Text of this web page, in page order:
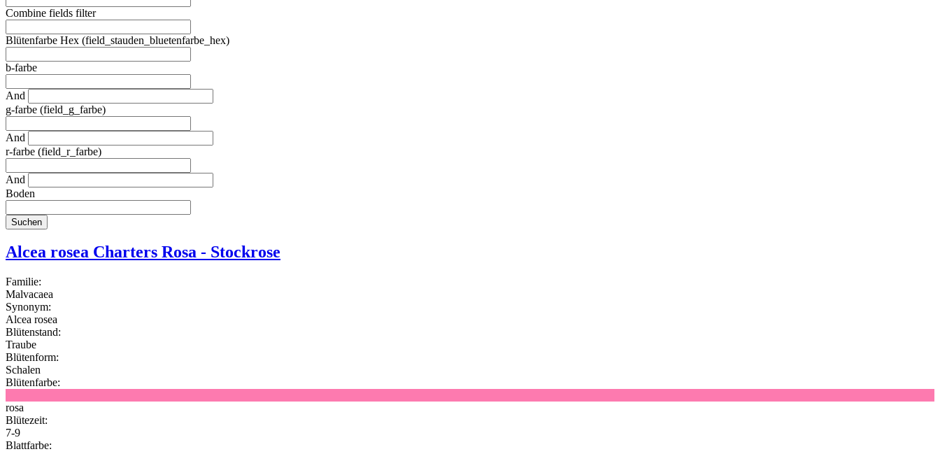
Combine fields filter
Blütenfarbe Hex (field_stauden_bluetenfarbe_hex)
b-farbe
And
g-farbe (field_g_farbe)
And
r-farbe (field_r_farbe)
And
Boden
Alcea rosea Charters Rosa - Stockrose
Familie:
Malvacaea
Synonym:
Alcea rosea
Blütenstand:
Traube
Blütenform:
Schalen
Blütenfarbe:
rosa
Blütezeit:
7-9
Blattfarbe: